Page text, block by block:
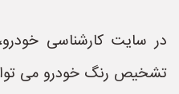
در سایت کارشناسی
تشخیص رنگ خودرو می